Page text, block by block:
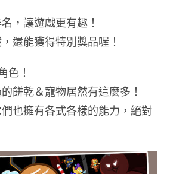
，讓遊戲更有趣！
還能獲得特別獎品喔！
色！
餅乾＆寵物居然有這麼多！
也擁有各式各樣的能力，絕對